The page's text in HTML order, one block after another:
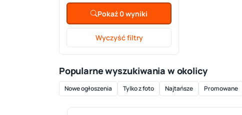
Pokaż 0 wyniki
Wyczyść filtry
Popularne wyszukiwania w okolicy
Nowe ogłoszenia Tylko z foto Najtańsze Promowane